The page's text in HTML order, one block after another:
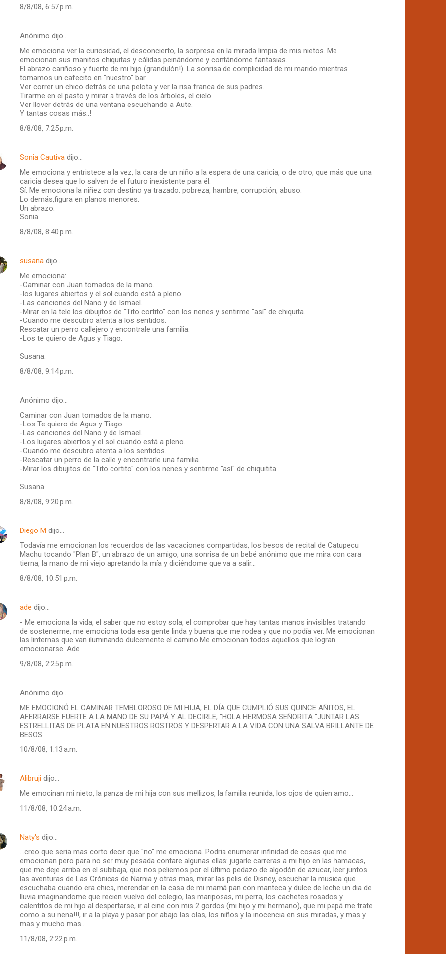
8/8/08, 6:57 p.m.
Anónimo dijo…
Me emociona ver la curiosidad, el desconcierto, la sorpresa en la mirada limpia de mis nietos. Me
emocionan sus manitos chiquitas y cálidas peinándome y contándome fantasias.
El abrazo cariñoso y fuerte de mi hijo (grandulón!). La sonrisa de complicidad de mi marido mientras
tomamos un cafecito en "nuestro" bar.
Ver correr un chico detrás de una pelota y ver la risa franca de sus padres.
Tirarme en el pasto y mirar a través de los árboles, el cielo.
Ver llover detrás de una ventana escuchando a Aute.
Y tantas cosas más..!
8/8/08, 7:25 p.m.
Sonia Cautivadijo…
Me emociona y entristece a la vez, la cara de un niño a la espera de una caricia, o de otro, que más que una
caricia desea que lo salven de el futuro inexistente para él.
Sí. Me emociona la niñez con destino ya trazado: pobreza, hambre, corrupción, abuso.
Lo demás,figura en planos menores.
Un abrazo.
Sonia
8/8/08, 8:40 p.m.
susanadijo…
Me emociona:
-Caminar con Juan tomados de la mano.
-los lugares abiertos y el sol cuando está a pleno.
-Las canciones del Nano y de Ismael.
-Mirar en la tele los dibujitos de "Tito cortito" con los nenes y sentirme "así" de chiquita.
-Cuando me descubro atenta a los sentidos.
Rescatar un perro callejero y encontrale una familia.
-Los te quiero de Agus y Tiago.
Susana.
8/8/08, 9:14 p.m.
Anónimo dijo…
Caminar con Juan tomados de la mano.
-Los Te quiero de Agus y Tiago.
-Las canciones del Nano y de Ismael.
-Los lugares abiertos y el sol cuando está a pleno.
-Cuando me descubro atenta a los sentidos.
-Rescatar un perro de la calle y encontrarle una familia.
-Mirar los dibujitos de "Tito cortito" con los nenes y sentirme "así" de chiquitita.
Susana.
8/8/08, 9:20 p.m.
Diego M dijo…
Todavía me emocionan los recuerdos de las vacaciones compartidas, los besos de recital de Catupecu
Machu tocando "Plan B", un abrazo de un amigo, una sonrisa de un bebé anónimo que me mira con cara
tierna, la mano de mi viejo apretando la mía y diciéndome que va a salir...
8/8/08, 10:51 p.m.
ade dijo…
- Me emociona la vida, el saber que no estoy sola, el comprobar que hay tantas manos invisibles tratando
de sostenerme, me emociona toda esa gente linda y buena que me rodea y que no podía ver. Me emocionan
las linternas que van iluminando dulcemente el camino.Me emocionan todos aquellos que logran
emocionarse. Ade
9/8/08, 2:25 p.m.
Anónimo dijo…
ME EMOCIONÓ EL CAMINAR TEMBLOROSO DE MI HIJA, EL DÍA QUE CUMPLIÓ SUS QUINCE AÑITOS, EL
AFERRARSE FUERTE A LA MANO DE SU PAPÁ Y AL DECIRLE, "HOLA HERMOSA SEÑORITA "JUNTAR LAS
ESTRELLITAS DE PLATA EN NUESTROS ROSTROS Y DESPERTAR A LA VIDA CON UNA SALVA BRILLANTE DE
BESOS.
10/8/08, 1:13 a.m.
Alibruji dijo…
Me emocinan mi nieto, la panza de mi hija con sus mellizos, la familia reunida, los ojos de quien amo...
11/8/08, 10:24 a.m.
Naty's dijo…
...creo que seria mas corto decir que "no" me emociona. Podria enumerar infinidad de cosas que me
emocionan pero para no ser muy pesada contare algunas ellas: jugarle carreras a mi hijo en las hamacas,
que me deje arriba en el subibaja, que nos peliemos por el último pedazo de algodón de azucar, leer juntos
las aventuras de Las Crónicas de Narnia y otras mas, mirar las pelis de Disney, escuchar la musica que
escuchaba cuando era chica, merendar en la casa de mi mamá pan con manteca y dulce de leche un dia de
lluvia imaginandome que recien vuelvo del colegio, las mariposas, mi perra, los cachetes rosados y
calentitos de mi hijo al despertarse, ir al cine con mis 2 gordos (mi hijo y mi hermano), que mi papá me trate
como a su nena!!!, ir a la playa y pasar por abajo las olas, los niños y la inocencia en sus miradas, y mas y
mas y mucho mas...
11/8/08, 2:22 p.m.